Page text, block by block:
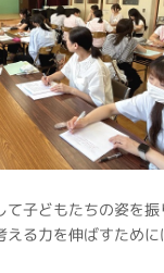
て子どもたちの姿を
える力を伸ばすため